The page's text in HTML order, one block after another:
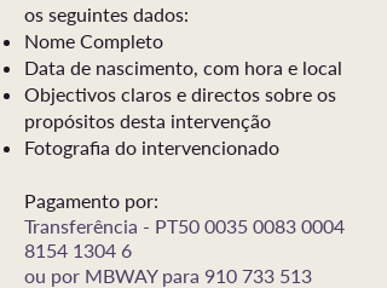
os seguintes dados:
Nome Completo
Data de nascimento, com hora e local
Objectivos claros e directos sobre os
propósitos desta intervenção
Fotografia do intervencionado
Pagamento por:
Transferência - PT50 0035 0083 0004
8154 1304 6
ou por MBWAY para 910 733 513